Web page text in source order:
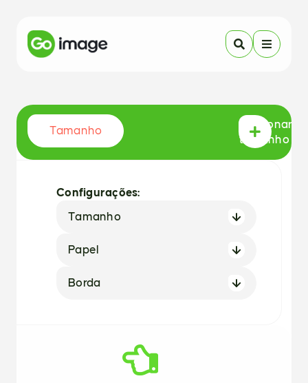
Tamanho
Adicionar
tamanho
Configurações:
Tamanho
Papel
Borda